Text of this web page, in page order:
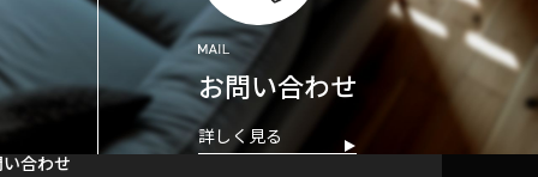
お問い合わせ
詳しく見る
合わせ